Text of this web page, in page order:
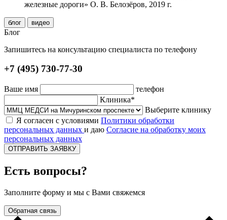
железные дороги» О. В. Белозёров, 2019 г.
блог видео
Блог
Запишитесь на консультацию специалиста по телефону
+7 (495) 730-77-30
Ваше имя
телефон
Клиника*
Выберите клинику
Я согласен с условиями Политики обработки
персональных данных и даю Согласие на обработку моих
персональных данных
ОТПРАВИТЬ ЗАЯВКУ
Есть вопросы?
Заполните форму и мы с Вами свяжемся
Обратная связь